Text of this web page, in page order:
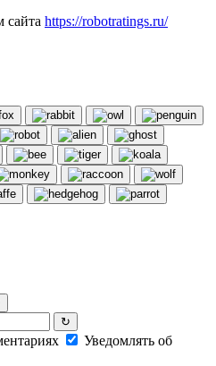
сайта https://robotratings.ru/
↻
Уведомлять об